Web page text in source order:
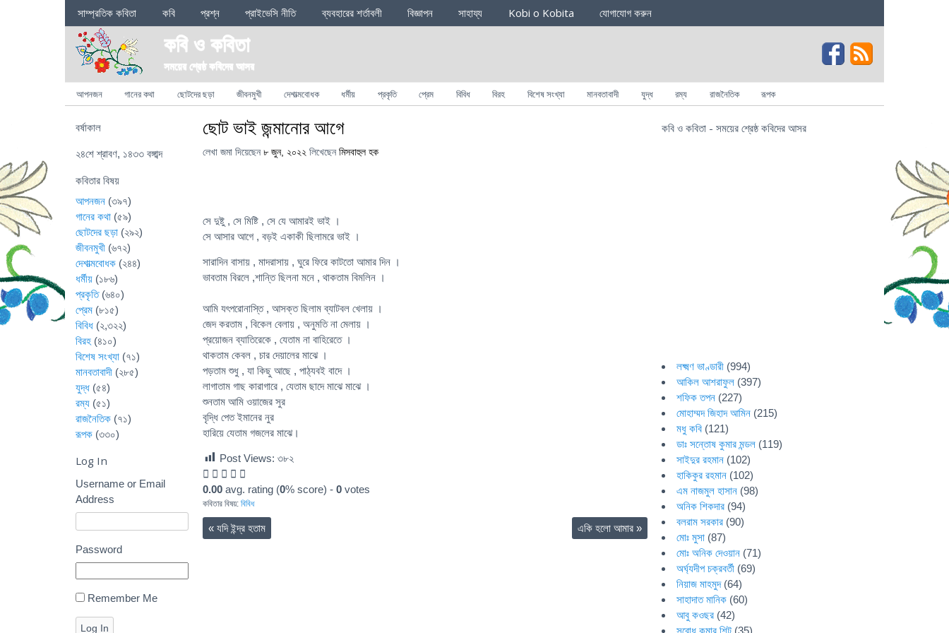
Sections
সাম্প্রতিক কবিতা কবি প্রশ্ন প্রাইভেসি নীতি ব্যবহারের শর্তাবলী বিজ্ঞাপন সাহায্য Kobi o Kobita যোগাযোগ করুন
কবি ও কবিতা
সময়ের শ্রেষ্ঠ কবিদের আসর
Categories
আপনজন গানের কথা ছোটদের ছড়া জীবনমুখী দেশাত্মবোধক ধর্মীয় প্রকৃতি প্রেম বিবিধ বিরহ বিশেষ সংখ্যা মানবতাবাদী যুদ্ধ রম্য রাজনৈতিক রূপক
ছোট ভাই জন্মানোর আগে
লেখা জমা দিয়েছেন ৮ জুন, ২০২২ লিখেছেন মিসবাহুল হক
সে দুষ্টু , সে মিষ্টি , সে যে আমারই ভাই ।
সে আসার আগে , বড়ই একাকী ছিলামরে ভাই ।
সারাদিন বাসায় , মাদরাসায় , ঘুরে ফিরে কাটতো আমার দিন ।
ভাবতাম বিরলে ,শান্তি ছিলনা মনে , থাকতাম বিমলিন ।
আমি যৎপরোনাস্তি , আসক্ত ছিলাম ব্যাটবল খেলায় ।
জেদ করতাম , বিকেল বেলায় , অনুমতি না মেলায় ।
প্রয়োজন ব্যাতিরেকে , যেতাম না বাহিরেতে ।
থাকতাম কেবল , চার দেয়ালের মাঝে ।
পড়তাম শুধু , যা কিছু আছে , পাঠ্যবই বাদে ।
লাগাতাম গাছ কারাগারে , যেতাম ছাদে মাঝে মাঝে ।
শুনতাম আমি ওয়াজের সুর
বৃদ্ধি পেত ইমানের নুর
হারিয়ে যেতাম গজলের মাঝে।
Post Views: ৩৮২
0.00 avg. rating (0% score) - 0 votes
কবিতার বিষয়: বিবিধ
« যদি ইন্দ্র হতাম একি হলো আমার »
বর্ষাকাল
২৪শে শ্রাবণ, ১৪৩৩ বঙ্গাব্দ
কবিতার বিষয়
আপনজন (৩৯৭)
গানের কথা (৫৯)
ছোটদের ছড়া (২৯২)
জীবনমুখী (৬৭২)
দেশাত্মবোধক (২৪৪)
ধর্মীয় (১৮৬)
প্রকৃতি(৬৪০)
প্রেম (৮১৫)
বিবিধ (২,৩২২)
বিরহ (৪১০)
বিশেষ সংখ্যা (৭১)
মানবতাবাদী (২৮৫)
যুদ্ধ (৫৪)
রম্য (৫১)
রাজনৈতিক (৭১)
রূপক (৩৩০)
Log In
Username or Email
Address
Password
Remember Me
Log In
কবি ও কবিতা - সময়ের শ্রেষ্ঠ কবিদের আসর
লক্ষ্মণ ভাণ্ডারী (994)
আকিল আশরাফুল (397)
শফিক তপন (227)
মোহাম্মদ জিহাদ আমিন (215)
মধু কবি (121)
ডাঃ সন্তোষ কুমার মন্ডল (119)
সাইদুর রহমান (102)
হাকিকুর রহমান (102)
এম নাজমুল হাসান (98)
অনিক শিকদার (94)
বলরাম সরকার (90)
মোঃ মুসা (87)
মোঃ অনিক দেওয়ান (71)
অর্ঘ্যদীপ চক্রবর্তী (69)
নিয়াজ মাহমুদ(64)
সাহাদাত মানিক (60)
আবু কওছর (42)
সুবোধ কুমার শিট (35)